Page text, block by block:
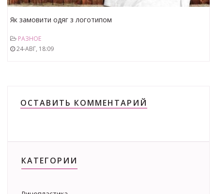
Як замовити одяг з логотипом
РАЗНОЕ
24-АВГ, 18:09
ОСТАВИТЬ КОММЕНТАРИЙ
КАТЕГОРИИ